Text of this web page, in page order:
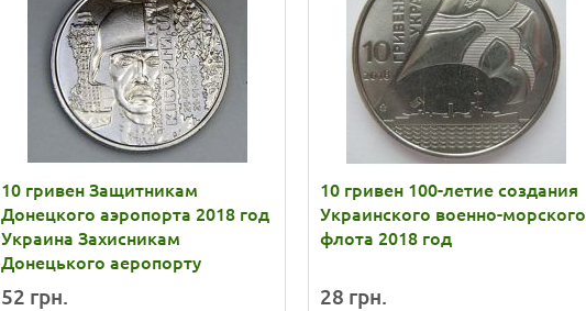
10 гривен Защитникам
Донецкого аэропорта 2018 год
Украина Захисникам
Донецького аеропорту
52 грн.
10 гривен 100-летие создания
Украинского военно-морского
флота 2018 год
28 грн.